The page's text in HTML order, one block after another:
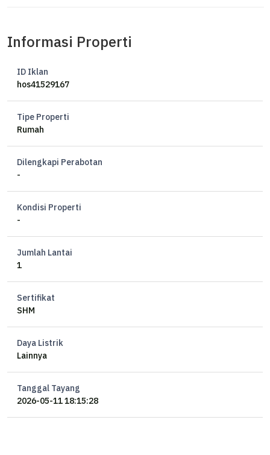
Luas Tanah 84m²
Kamar Tidur 4
Kamar Mandi 2
Air PDAM
Harga 850 juta nego
Informasi Properti
ID Iklan
hos41529167
Tipe Properti
Rumah
Dilengkapi Perabotan
-
Kondisi Properti
-
Jumlah Lantai
1
Sertifikat
SHM
Daya Listrik
Lainnya
Tanggal Tayang
2026-05-11 18:15:28